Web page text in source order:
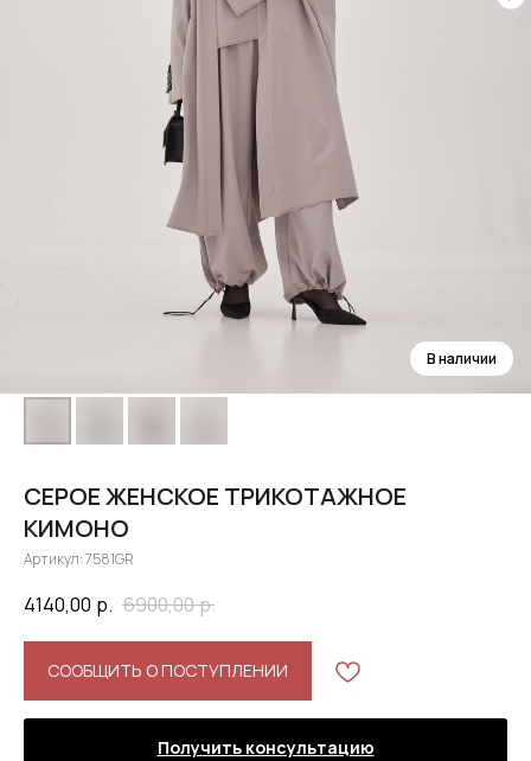
СЕРОЕ ЖЕНСКОЕ ТРИКОТАЖНОЕ
КИМОНО
Артикул:7581GR
4140,00 р. 6900,00р.
СООБЩИТЬ О ПОСТУПЛЕНИИ
Получить консультацию